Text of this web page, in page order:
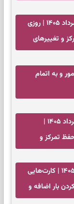
فال سرنوشت امروز یکشنبه ۱۸ مرداد ۱۴۰۵ | روزی
و تغییرهای
و به اتمام
فال فرشتگان امروز یکشنبه ۱۸ مرداد ۱۴۰۵ |
تمرکز و
فال تاروت امروز شنبه ۱۷ مرداد ۱۴۰۵ | کارت‌هایی
بار اضافه و